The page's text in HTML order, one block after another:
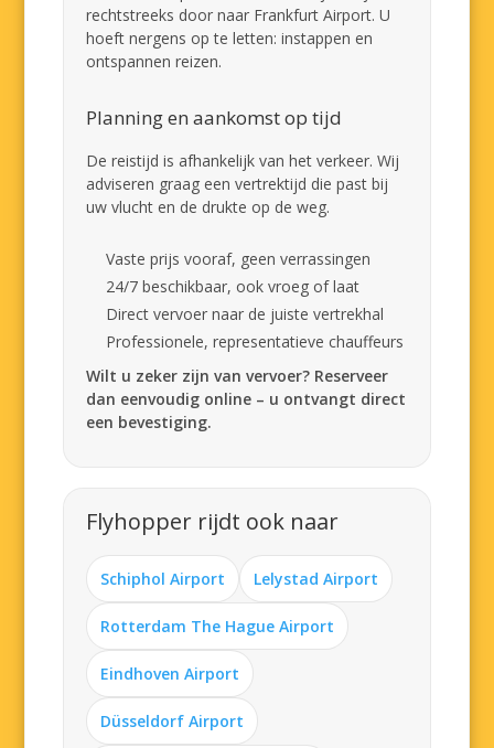
rechtstreeks door naar Frankfurt Airport. U
hoeft nergens op te letten: instappen en
ontspannen reizen.
Planning en aankomst op tijd
De reistijd is afhankelijk van het verkeer. Wij
adviseren graag een vertrektijd die past bij
uw vlucht en de drukte op de weg.
Vaste prijs vooraf, geen verrassingen
24/7 beschikbaar, ook vroeg of laat
Direct vervoer naar de juiste vertrekhal
Professionele, representatieve chauffeurs
Wilt u zeker zijn van vervoer? Reserveer
dan eenvoudig online – u ontvangt direct
een bevestiging.
Flyhopper rijdt ook naar
Schiphol Airport Lelystad Airport
Rotterdam The Hague Airport
Eindhoven Airport
Düsseldorf Airport